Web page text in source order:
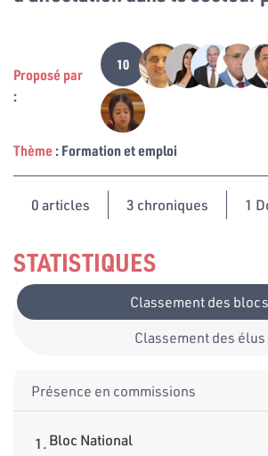
STATISTIQUES
Classement des blocs
Classement des élus
1.Bloc National
Proposé par
:
10
Thème: Formation et emploi
0articles 3 chroniques 1